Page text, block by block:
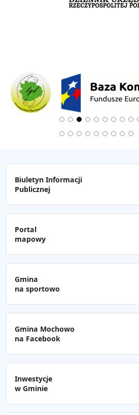
Biuletyn Informacji
Publicznej
Portal
mapowy
Gmina
na sportowo
Gmina Mochowo
na Facebook
Inwestycje
w Gminie